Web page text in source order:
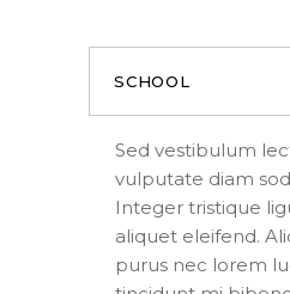
SCHOOL
Sed vestibulum
vulputate diam
Integer tristique
aliquet eleifend.
purus nec lorem